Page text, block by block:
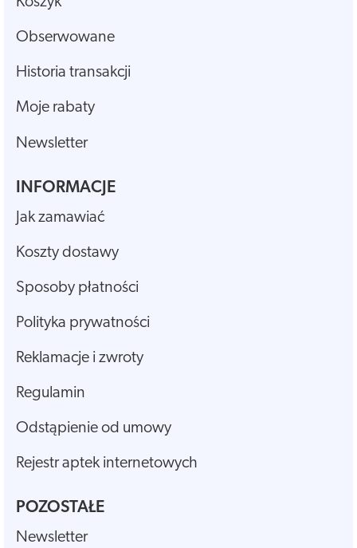
Obserwowane
Historia transakcji
Moje rabaty
Newsletter
INFORMACJE
Jak zamawiać
Koszty dostawy
Sposoby płatności
Polityka prywatności
Reklamacje i zwroty
Regulamin
Odstąpienie od umowy
Rejestr aptek internetowych
POZOSTAŁE
Newsletter